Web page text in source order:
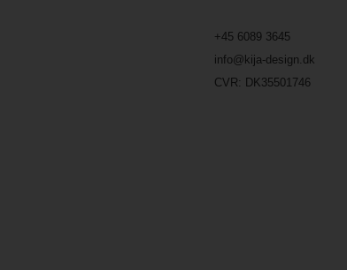
+45 6089 3645
info@kija-design.dk
CVR: DK35501746